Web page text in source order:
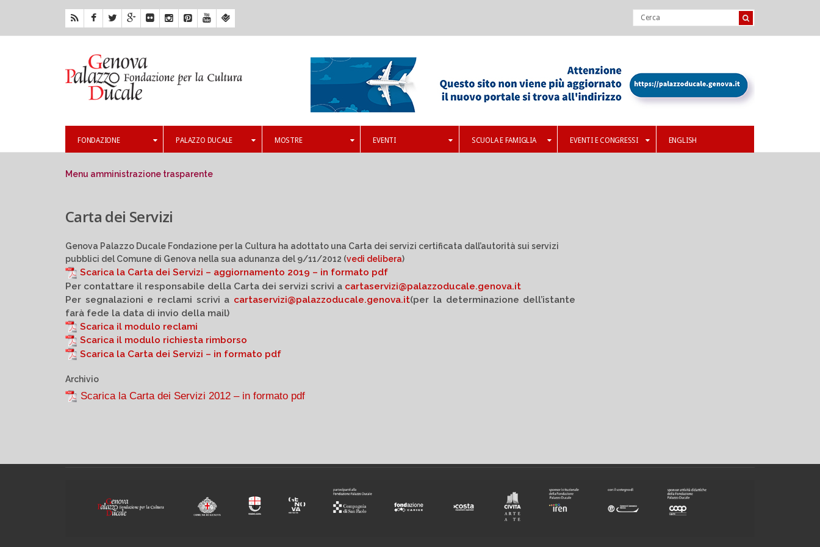
FONDAZIONE PALAZZO DUCALE MOSTRE EVENTI SCUOLA E FAMIGLIA EVENTI E CONGRESSI ENGLISH
Menu amministrazione trasparente
Carta dei Servizi
Genova Palazzo Ducale Fondazione per la Cultura ha adottato una Carta dei servizi certificata dall’autorità sui servizi
pubblici del Comune di Genova nella sua adunanza del 9/11/2012 (vedi delibera)
Scarica la Carta dei Servizi – aggiornamento 2019 – in formato pdf
Per contattare il responsabile della Carta dei servizi scrivi a cartaservizi@palazzoducale.genova.it
Per segnalazioni e reclami scrivi a cartaservizi@palazzoducale.genova.it(per la determinazione dell’istante
farà fede la data di invio della mail)
Scarica il modulo reclami
Scarica il modulo richiesta rimborso
Scarica la Carta dei Servizi – in formato pdf
Archivio
Scarica la Carta dei Servizi 2012 – in formato pdf